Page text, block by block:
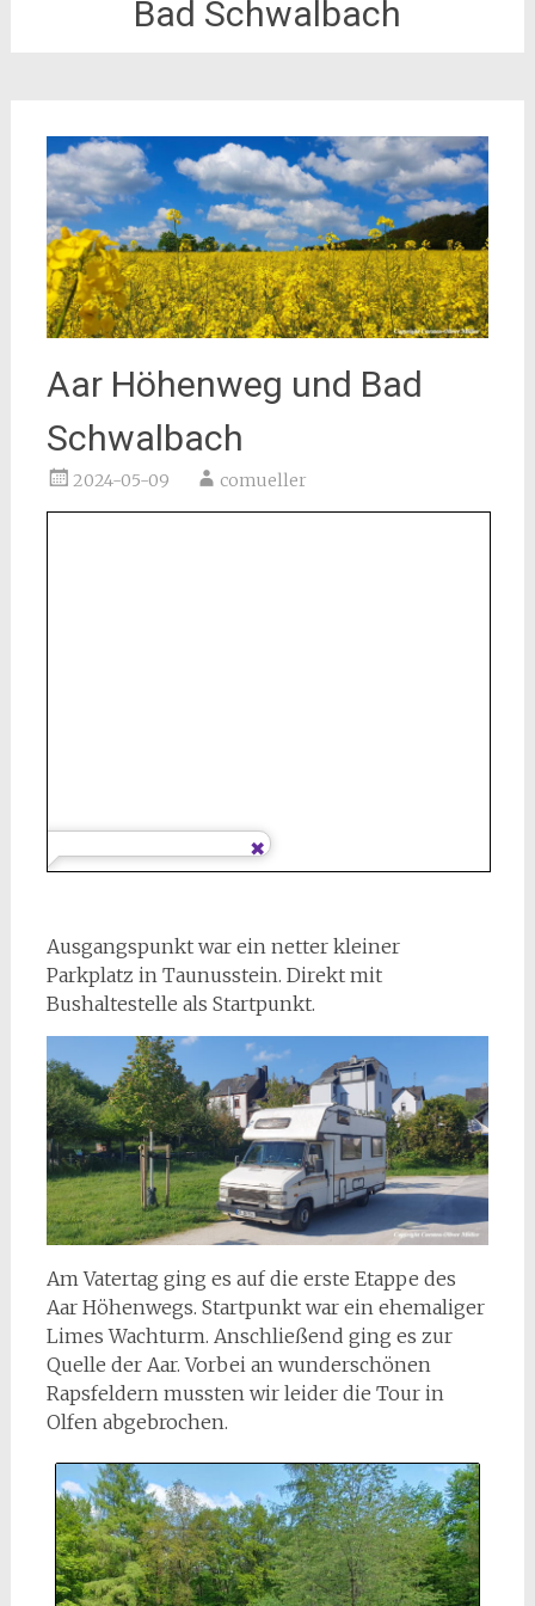
Bad Schwalbach
Aar Höhenweg und Bad
Schwalbach
2024-05-09 comueller
Ausgangspunkt war ein netter kleiner
Parkplatz in Taunusstein. Direkt mit
Bushaltestelle als Startpunkt.
Am Vatertag ging es auf die erste Etappe des
Aar Höhenwegs. Startpunkt war ein ehemaliger
Limes Wachturm. Anschließend ging es zur
Quelle der Aar. Vorbei an wunderschönen
Rapsfeldern mussten wir leider die Tour in
Olfen abgebrochen.